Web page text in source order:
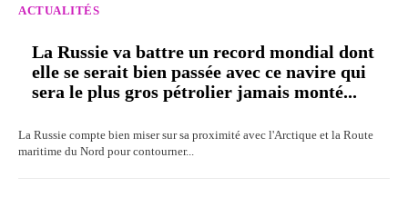
ACTUALITÉS
La Russie va battre un record mondial dont
elle se serait bien passée avec ce navire qui
sera le plus gros pétrolier jamais monté...
La Russie compte bien miser sur sa proximité avec l'Arctique et la Route
maritime du Nord pour contourner...